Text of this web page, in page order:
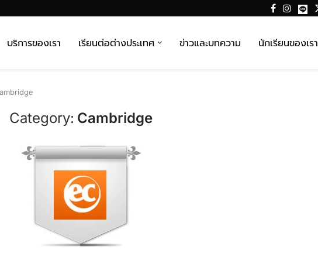
บริการของเรา เรียนต่อต่างประเทศ ข่าวและบทความ นักเรียนของเรา
Category: Cambridge